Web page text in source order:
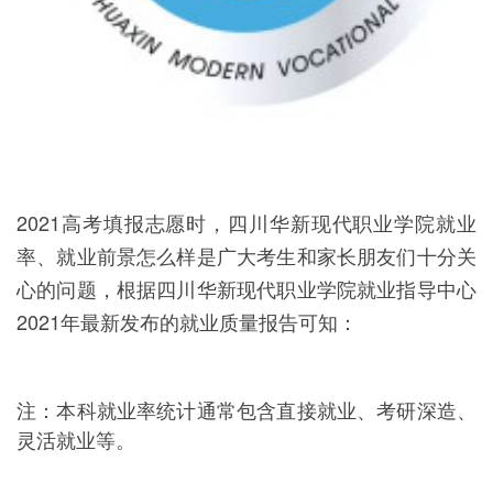
2021高考填报志愿时，四川华新现代职业学院就业
率、就业前景怎么样是广大考生和家长朋友们十分关
心的问题，根据四川华新现代职业学院就业指导中心
2021年最新发布的就业质量报告可知：
注：本科就业率统计通常包含直接就业、考研深造、
灵活就业等。